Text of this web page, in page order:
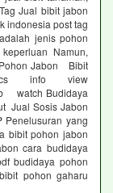
Jual bibit jabon
indonesia post tag
jenis pohon
keperluan Namun,
Jabon Bibit
info view
watch Budidaya
Jual Sosis Jabon
Penelusuran yang
bibit pohon jabon
cara budidaya
budidaya pohon
pohon gaharu